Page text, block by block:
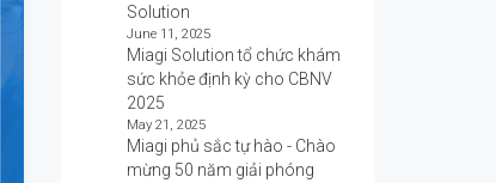
Solution
June 11, 2025
Miagi Solution tổ chức khám
sức khỏe định kỳ cho CBNV
2025
May 21, 2025
Miagi phủ sắc tự hào - Chào
mừng 50 năm giải phóng